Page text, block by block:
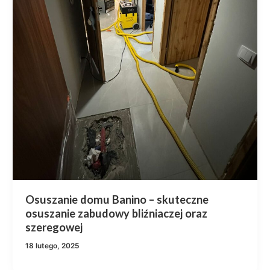
Osuszanie domu Banino – skuteczne
osuszanie zabudowy bliźniaczej oraz
szeregowej
18 lutego, 2025